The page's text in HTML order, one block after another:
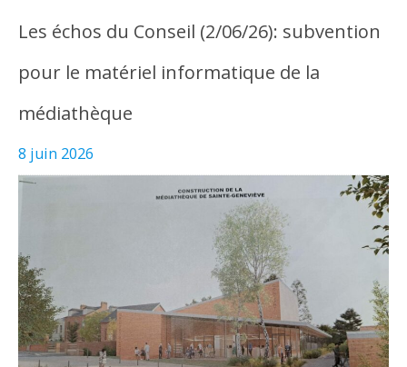
Les échos du Conseil (2/06/26): subvention
pour le matériel informatique de la
médiathèque
8 juin 2026